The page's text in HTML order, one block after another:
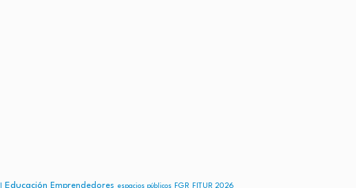
Educación Emprendedores espacios públicos FGR FITUR 2026